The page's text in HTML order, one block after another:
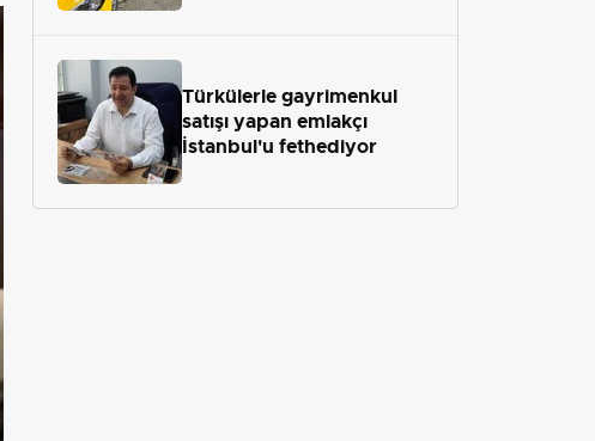
Türkülerle gayrimenkul
satışı yapan emlakçı
İstanbul'u fethediyor